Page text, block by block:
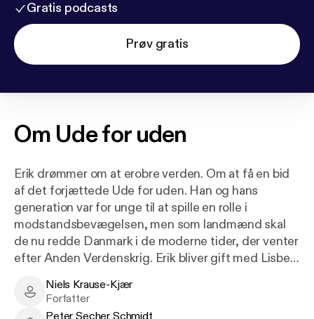
Gratis podcasts
Prøv gratis
Om Ude for uden
Erik drømmer om at erobre verden. Om at få en bid
af det forjættede Ude for uden. Han og hans
generation var for unge til at spille en rolle i
modstandsbevægelsen, men som landmænd skal
de nu redde Danmark i de moderne tider, der venter
efter Anden Verdenskrig. Erik bliver gift med Lisbet
tørke, tragedie, op- og nedture bliver Erik og Lisbet
førstehåndsvidner til, at den eneste kultur og
Niels Krause-Kjær - Author
Niels Krause-Kjær
Forfatter
Peter Secher Schmidt